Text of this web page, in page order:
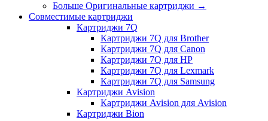
Больше Оригинальные картриджи →
Совместимые картриджи
Картриджи 7Q
Картриджи 7Q для Brother
Картриджи 7Q для Canon
Картриджи 7Q для HP
Картриджи 7Q для Lexmark
Картриджи 7Q для Samsung
Картриджи Avision
Картриджи Avision для Avision
Картриджи Bion